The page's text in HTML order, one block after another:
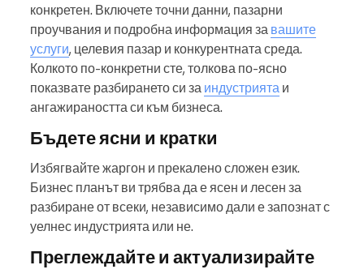
конкретен. Включете точни данни, пазарни
проучвания и подробна информация за вашите
услуги, целевия пазар и конкурентната среда.
Колкото по-конкретни сте, толкова по-ясно
показвате разбирането си за индустрията и
ангажираността си към бизнеса.
Бъдете ясни и кратки
Избягвайте жаргон и прекалено сложен език.
Бизнес планът ви трябва да е ясен и лесен за
разбиране от всеки, независимо дали е запознат с
уелнес индустрията или не.
Преглеждайте и актуализирайте